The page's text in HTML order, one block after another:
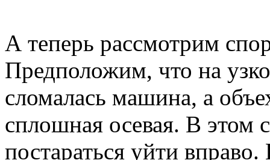
А теперь рассмотрим
Предположим, что на
сломалась машина, а
сплошная осевая. В этом
постараться уйти